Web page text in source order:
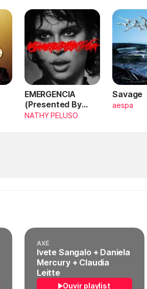
EMERGENCIA
(Presented By
PlayStation,
NATHY PELUSO
Savage
aespa
AXÉ
Ivete Sangalo + Daniela
Mercury + Claudia
Leitte
Ouvir playlist